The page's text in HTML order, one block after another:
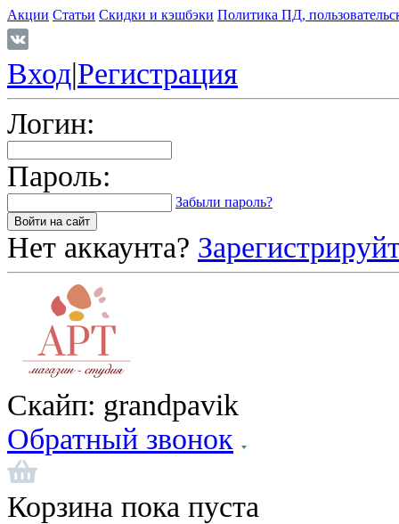
Акции Статьи Скидки и кэшбэки Политика ПД,
Вход|Регистрация
Логин:
Пароль:
Забыли пароль?
Нет аккаунта?
Скайп: grandpavik
Обратный звонок
Корзина пока пуста